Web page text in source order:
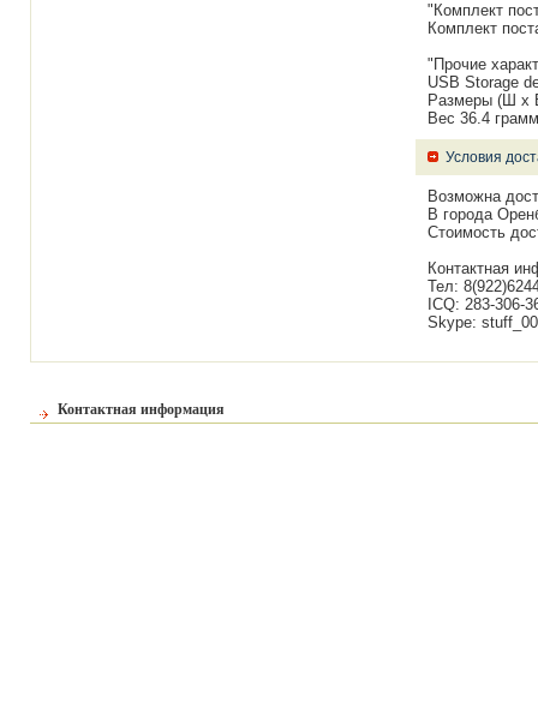
"Комплект
Комплект
"Прочие
USB Storage
Размеры (Ш х
Вес 36.4
Условия
Возможна
В города
Стоимость
Контактная
Тел:
ICQ: 283-306-
Skype:
Контактная информация